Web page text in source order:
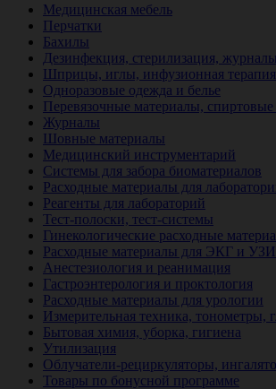
Медицинская мебель
Перчатки
Бахилы
Дезинфекция, стерилизация, журналы
Шприцы, иглы, инфузионная терапия
Одноразовые одежда и белье
Перевязочные материалы, спиртовые
Журналы
Шовные материалы
Медицинский инструментарий
Системы для забора биоматериалов
Расходные материалы для
Реагенты для лабораторий
Тест-полоски, тест-системы
Гинекологические расходные
Расходные материалы для ЭКГ и УЗИ
Анестезиология и реанимация
Гастроэнтерология и проктология
Расходные материалы для урологии
Измерительная техника, тонометры,
Бытовая химия, уборка, гигиена
Утилизация
Облучатели-рециркуляторы,
Товары по бонусной программе